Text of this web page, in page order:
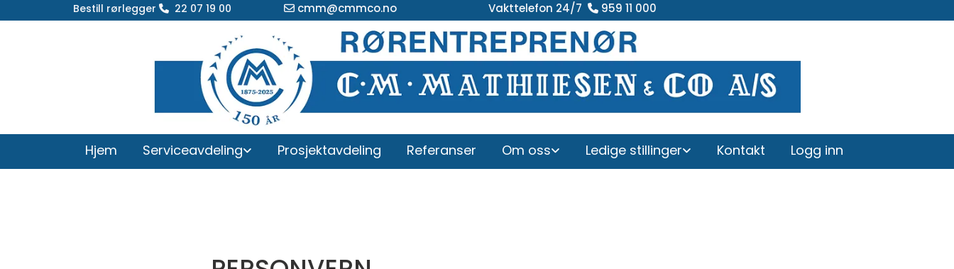
Bestill rørlegger  22 07 19 00 cmm@cmmco.no Vakttelefon 24/7  959 11 000
Hjem Serviceavdeling Prosjektavdeling Referanser Om oss Ledige stillinger Kontakt Logg inn